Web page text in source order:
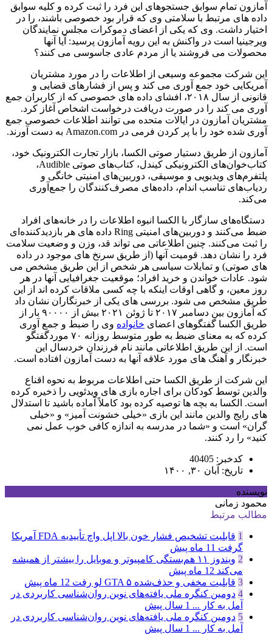
آمازون تمام سوابق جستجوهای این فرد را ثبت کرده و کلیه سوابق
داده های مرتبط با سلامتی وی که قرار بود خصوصی باشند، را در
اختیار داشت. وی که یکی از اعضای دموکرات مجلس نمایندگان
ویرجینیا است در واکنش به این رویه آمازون پرسید: آیا آنها
محصولات می فروشند یا از مردم عادی جاسوسی می کنند؟
این شرکت مجموعه وسیعی از اطلاعات را در مورد مشتریان
آمریکایی خود جمع آوری می کند و پس از فشارهای قضایی و
قانونی از سال ۲۰۱۸، افشای داده های خصوصی که از کاربران جمع
آوری می کند را در صورت دریافت درخواست اشخاص آغاز کرد.
مشتریان آمازون در ایالات متحده می توانند اطلاعات خصوصی جمع
آوری شده خود را با پر کردن فرمی در Amazon.com به دست آورند.
آمازون از طریق دستیار صوتی الکسا، بازار تجارت الکترونیک خود،
کتاب‌خوان‌های الکترونیکی کیندل، کتاب‌های صوتی Audible،
پلتفرم‌های ویدیویی و موسیقی، دوربین‌های امنیتی خانگی و
ردیاب‌های تناسب اندام، داده‌های مصرف‌کنندگان را جمع‌آوری
می‌کند.
دستگاه‌های سازگار با الکسا انبوه اطلاعات را در خانه‌های افراد
ضبط می‌کنند و دوربین‌های امنیتی Ring داده های هر بازدیدکننده‌ای
را ثبت می‌کنند. چنین اطلاعاتی می تواند قد، وزن و وضعیت سلامت
فرد را نشان دهد. قومیت آنها (از طریق سرنخ های موجود در داده
های صوتی) و تمایلات سیاسی هر شخص از این طریق مشخص می
شود. عادات خواندن و خرید افراد؛ موقعیت جغرافیایی آنها در هر
روز معین، و گاهی اوقات اینکه با چه کسی ملاقات کرده اند از این
طریق مشخص می شود. بررسی های یکی از خبرنگاران نشان داد
که آمازون بین دسامبر ۲۰۱۷ تا ژوئن ۲۰۲۱ بیش از ۹۰۰۰۰ بار از
طریق الکسا گفتگوهای اعضای خانواده وی را ضبط و جمع آوری
کرده که به معنای ضبط به طور متوسط روزانه ۷۰ موردگفتگو
است. از این طریق اطلاعاتی مانند نام فرزندان خردسال این
خبرنگار و آهنگ های مورد علاقه آنها به دست آمازون افتاده است.
این شرکت از طریق الکسا حتی اطلاعات مربوط به نحوه اقناع
والدین توسط کودکان برای اجاره بازی های ویدئویی را ذخیره کرده
است. الکسا به بچه ها توصیه کرده بود کاملاً آماده باشید تا استدلال
های رایج والدین مانند این بازی «خیلی خشونت آمیز» و «خیلی
گران» است و «شما در مدرسه به اندازه کافی خوب عمل نمی
کنید» را رد کنند.
کدخبر: 40405
تاریخ: آبان ۳۰, ۱۴۰۰
نویسنده
محمود زمانی
مطالب مرتبط
1
قابلیت تشخیص فشار خون بالا اپل واچ تأییدیه FDA آمریکا
گرفت 11 ماه پیش
2
ویندوز ۱۱ هم‌بستگی کامپیوتر و موبایل را بیشتر از همیشه
می‌کند 12 ماه پیش
3 قابلیت مخفی و حذف‌شده GTA ۵ لو رفت
12 ماه پیش
4 دومین کنگره ملی یافته‌های نوین روان‌شناسی کاربردی در
آمل به کار ... 1 سال پیش
5 دومین کنگره ملی یافته‌های نوین روان‌شناسی کاربردی در
آمل به کار ... 1 سال پیش